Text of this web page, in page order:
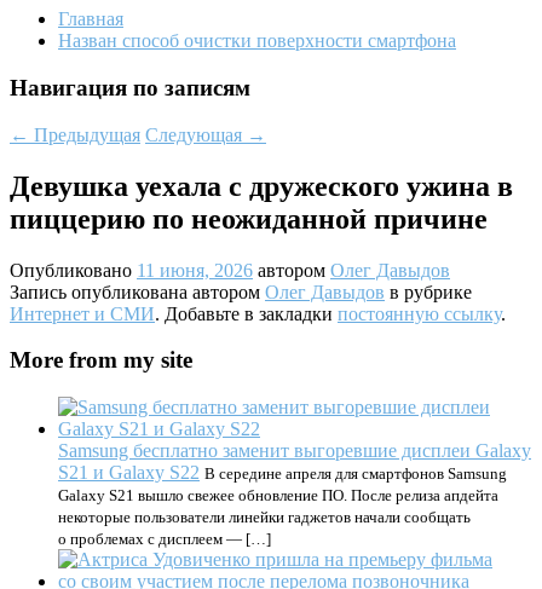
Главная
Назван способ очистки поверхности смартфона
Навигация по записям
← Предыдущая Следующая →
Девушка уехала с дружеского ужина в
пиццерию по неожиданной причине
Опубликовано 11 июня, 2026 автором Олег Давыдов
Запись опубликована автором Олег Давыдов в рубрике
Интернет и СМИ. Добавьте в закладки постоянную ссылку.
More from my site
Samsung бесплатно заменит выгоревшие дисплеи Galaxy
S21 и Galaxy S22 В середине апреля для смартфонов Samsung
Galaxy S21 вышло свежее обновление ПО. После релиза апдейта
некоторые пользователи линейки гаджетов начали сообщать
о проблемах с дисплеем — […]